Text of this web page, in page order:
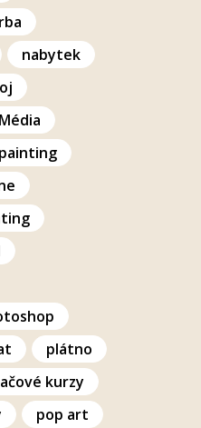
nabytek
plátno
kurzy
pop art